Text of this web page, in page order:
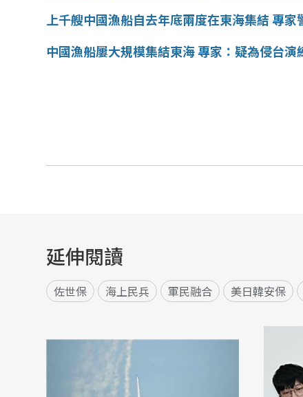
上千艘中國漁船自去年底兩度在東海集結 專家
中國漁船屢大規模集結東海專家：疑為侵台演
延伸閱讀
佐世保 海上民兵 軍民融合 美日韓安保